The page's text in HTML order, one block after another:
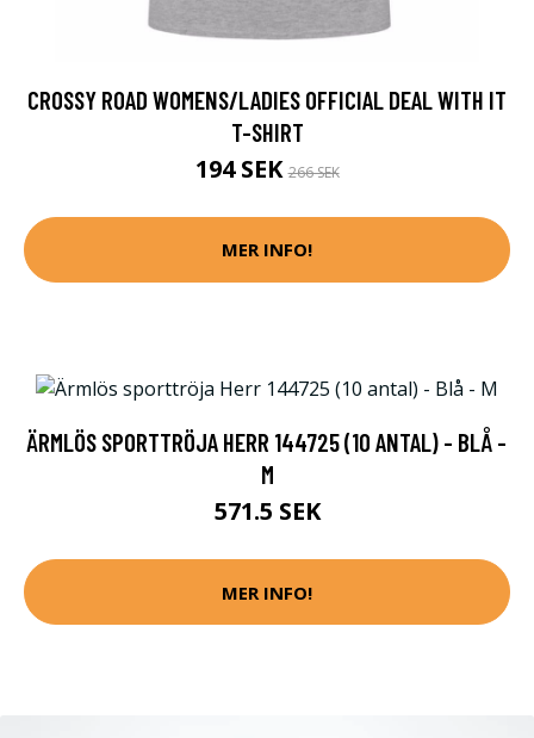
CROSSY ROAD WOMENS/LADIES OFFICIAL DEAL WITH IT
T-SHIRT
194 SEK266 SEK
MER INFO!
ÄRMLÖS SPORTTRÖJA HERR 144725 (10 ANTAL) - BLÅ -
M
571.5 SEK
MER INFO!